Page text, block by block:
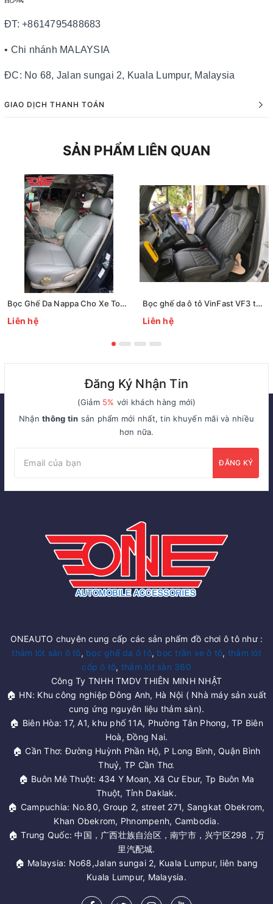
ĐT: +8614795488683
• Chi nhánh MALAYSIA
ĐC: No 68, Jalan sungai 2, Kuala Lumpur, Malaysia
GIAO DỊCH THANH TOÁN
SẢN PHẨM LIÊN QUAN
Bọc Ghế Da Nappa Cho Xe Toyota Innova 2014 Tại Biên Hòa
Liên hệ
Bọc ghế da ô tô VinFast VF3 tại Biên Hòa
Liên hệ
Đăng Ký Nhận Tin
(Giảm 5% với khách hàng mới)
Nhậnthông tin sản phẩm mới nhất, tin khuyến mãi và nhiều
hơn nữa.
ĐĂNG KÝ
ONEAUTO chuyên cung cấp các sản phẩm đồ chơi ô tô như :
thảm lót sàn ô tô, bọc ghế da ô tô, bọc trần xe ô tô, thảm lót
cốp ô tô, thảm lót sàn 360
Công Ty TNHH TMDV THIÊN MINH NHẬT
🏠 HN: Khu công nghiệp Đông Anh, Hà Nội ( Nhà máy sản xuất
cung ứng nguyên liệu thảm sàn).
🏠 Biên Hòa: 17, A1, khu phố 11A, Phường Tân Phong, TP Biên
Hoà, Đồng Nai.
🏠 Cần Thơ: Đường Huỳnh Phần Hộ, P Long Bình, Quận Bình
Thuỷ, TP Cần Thơ.
🏠 Buôn Mê Thuột: 434 Y Moan, Xã Cư Ebur, Tp Buôn Ma
Thuột, Tỉnh Daklak.
🏠 Campuchia: No.80, Group 2, street 271, Sangkat Obekrom,
Khan Obekrom, Phnompenh, Cambodia.
🏠 Trung Quốc: 中国，广西壮族自治区，南宁市，兴宁区298，万
里汽配城.
🏠 Malaysia: No68,Jalan sungai 2, Kuala Lumpur, liên bang
Kuala Lumpur, Malaysia.